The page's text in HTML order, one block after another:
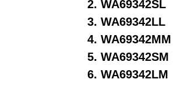
WA69342SL
WA69342LL
WA69342MM
WA69342SM
WA69342LM